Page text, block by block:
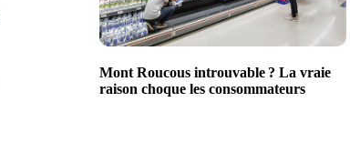
Mont Roucous introuvable ? La vraie
raison choque les consommateurs